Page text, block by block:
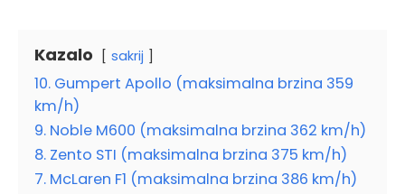
Kazalo sakrij
10. Gumpert Apollo (maksimalna brzina 359
km/h)
9. Noble M600 (maksimalna brzina 362 km/h)
8. Zento STI (maksimalna brzina 375 km/h)
7. McLaren F1 (maksimalna brzina 386 km/h)